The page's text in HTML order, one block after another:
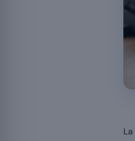
La